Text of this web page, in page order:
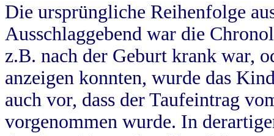
Die ursprüngliche Reihenfolge
Ausschlaggebend war die
z.B. nach der Geburt krank war,
anzeigen konnten, wurde das
auch vor, dass der Taufeintrag
vorgenommen wurde. In